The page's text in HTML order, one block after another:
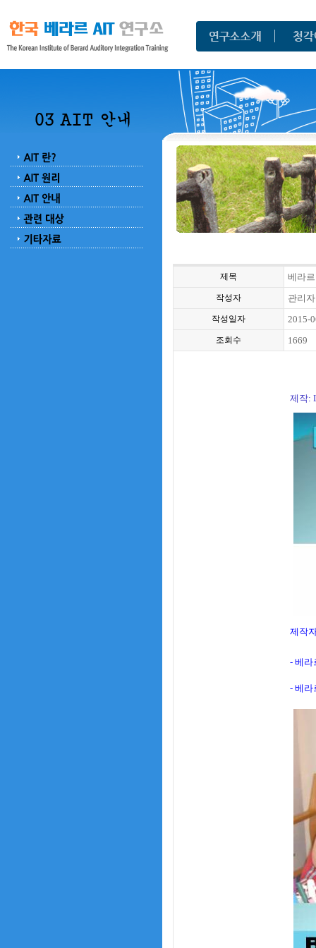
제목 베라
작성자 관리자
작성일자 2015-
조회수 1669
제작:
제작
- 베라
- 베라